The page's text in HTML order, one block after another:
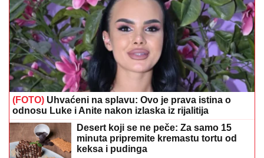
(FOTO) Uhvaćeni na splavu: Ovo je prava istina o
odnosu Luke i Anite nakon izlaska iz rijalitija
Desert koji se ne peče: Za samo 15
minuta pripremite kremastu tortu od
keksa i pudinga